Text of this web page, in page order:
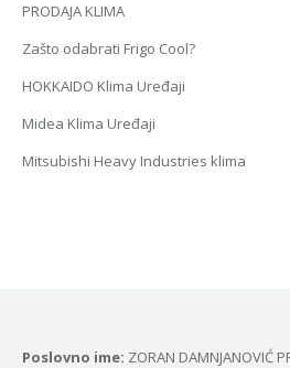
PRODAJA KLIMA
Zašto odabrati Frigo Cool?
HOKKAIDO Klima Uređaji
Midea Klima Uređaji
Mitsubishi Heavy Industries klima
Poslovno ime: ZORAN DAMNJANOVIĆ